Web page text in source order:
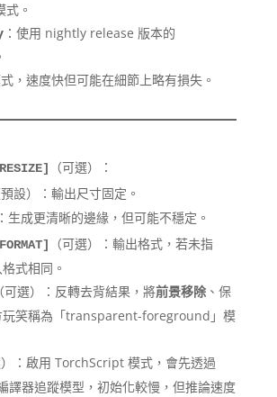
式。
：使用 nightly release 版本的
，速度快但可能在細節上略有損失。
（可選）：
設）：輸出尺寸固定。
生成更清晰的邊緣，但可能不穩定。
（可選）：輸出格式，若未指
式相同。
可選）：反轉去背結果，將前景移除、保
玩笑稱為「transparent-foreground」模
）：啟用 TorchScript 模式，會先透過
譯器追蹤模型，初始化較慢，但推論速度